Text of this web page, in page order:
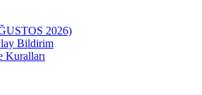
2026)
Bildirim
Kuralları